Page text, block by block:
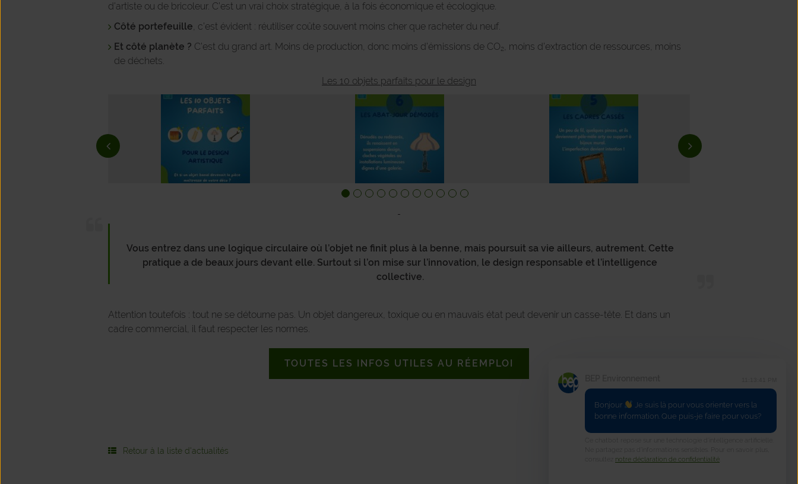
d’artiste ou de bricoleur. C’est un vrai choix stratégique, à la fois économique et écologique.
Côté portefeuille, c’est évident : réutiliser coûte souvent moins cher que racheter du neuf.
Et côté planète ? C’est du grand art. Moins de production, donc moins d’émissions de CO₂, moins d’extraction de ressources, moins
de déchets.
Les 10 objets parfaits pour le design
Vous entrez dans une logique circulaire où l’objet ne finit plus à la benne, mais poursuit sa vie ailleurs, autrement. Cette
pratique a de beaux jours devant elle. Surtout si l’on mise sur l’innovation, le design responsable et l’intelligence
collective.
Attention toutefois : tout ne se détourne pas. Un objet dangereux, toxique ou en mauvais état peut devenir un casse-tête. Et dans un
cadre commercial, il faut respecter les normes.
TOUTES LES INFOS UTILES AU RÉEMPLOI
Retour à la liste d'actualités
Bonjour
Je suis là pour vous orienter vers la
bonne information. Que puis-je faire pour vous?
notre déclaration de confidentialité